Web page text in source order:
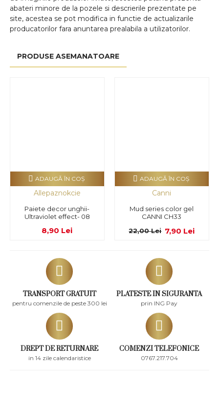
TRANSPORT GRATUIT
pentru comenzile de peste 300 lei
PLATESTE IN SIGURANTA
prin ING Pay
DREPT DE RETURNARE
in 14 zile calendaristice
COMENZI TELEFONICE
0767.217.704
abateri minore de la pozele si descrierile prezentate pe
site, acestea se pot modifica in functie de actualizarile
producatorilor fara anuntarea prealabila a utilizatorilor.
PRODUSE ASEMANATOARE
Allepaznokcie
Paiete decor unghii-
Ultraviolet effect- 08
8,90 Lei
ADAUGĂ ÎN COŞ
Canni
Mud series color gel
CANNI CH33
7,90 Lei
22,00 Lei
ADAUGĂ ÎN COŞ